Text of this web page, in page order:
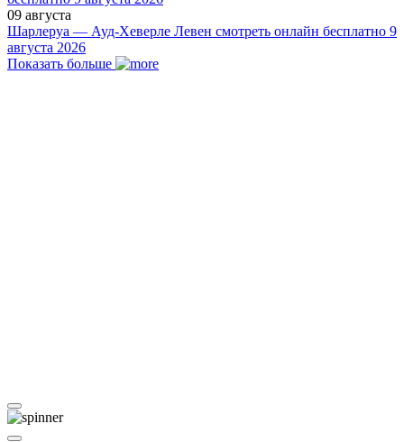
09 августа
Шарлеруа — Ауд-Хеверле Левен смотреть онлайн бесплатно 9
августа 2026
Показать больше